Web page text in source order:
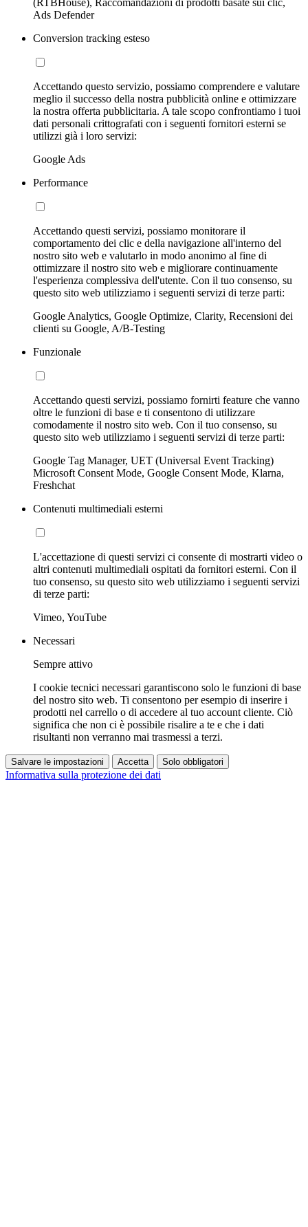
(RTBHouse), Raccomandazioni di prodotti basate sui clic,
Ads Defender
Conversion tracking esteso
Accettando questo servizio, possiamo comprendere e valutare
meglio il successo della nostra pubblicità online e ottimizzare
la nostra offerta pubblicitaria. A tale scopo confrontiamo i tuoi
dati personali crittografati con i seguenti fornitori esterni se
utilizzi già i loro servizi:
Google Ads
Performance
Accettando questi servizi, possiamo monitorare il
comportamento dei clic e della navigazione all'interno del
nostro sito web e valutarlo in modo anonimo al fine di
ottimizzare il nostro sito web e migliorare continuamente
l'esperienza complessiva dell'utente. Con il tuo consenso, su
questo sito web utilizziamo i seguenti servizi di terze parti:
Google Analytics, Google Optimize, Clarity, Recensioni dei
clienti su Google, A/B-Testing
Funzionale
Accettando questi servizi, possiamo fornirti feature che vanno
oltre le funzioni di base e ti consentono di utilizzare
comodamente il nostro sito web. Con il tuo consenso, su
questo sito web utilizziamo i seguenti servizi di terze parti:
Google Tag Manager, UET (Universal Event Tracking)
Microsoft Consent Mode, Google Consent Mode, Klarna,
Freshchat
Contenuti multimediali esterni
L'accettazione di questi servizi ci consente di mostrarti video o
altri contenuti multimediali ospitati da fornitori esterni. Con il
tuo consenso, su questo sito web utilizziamo i seguenti servizi
di terze parti:
Vimeo, YouTube
Necessari
Sempre attivo
I cookie tecnici necessari garantiscono solo le funzioni di base
del nostro sito web. Ti consentono per esempio di inserire i
prodotti nel carrello o di accedere al tuo account cliente. Ciò
significa che non ci è possibile risalire a te e che i dati
risultanti non verranno mai trasmessi a terzi.
Salvare le impostazioni Accetta Solo obbligatori
Informativa sulla protezione dei dati